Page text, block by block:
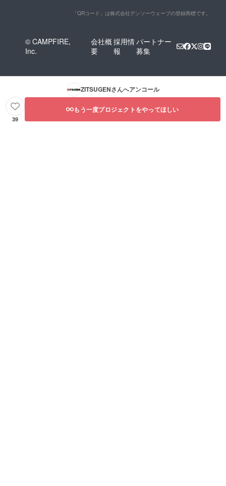
「QRコード」は株式会社デンソーウェーブの登録商標です。
© CAMPFIRE,
Inc.
会社概
要
採用情
報
パートナー
募集
ZITSUGENさんへアンコール
39
もう一度プロジェクトをやってほしい